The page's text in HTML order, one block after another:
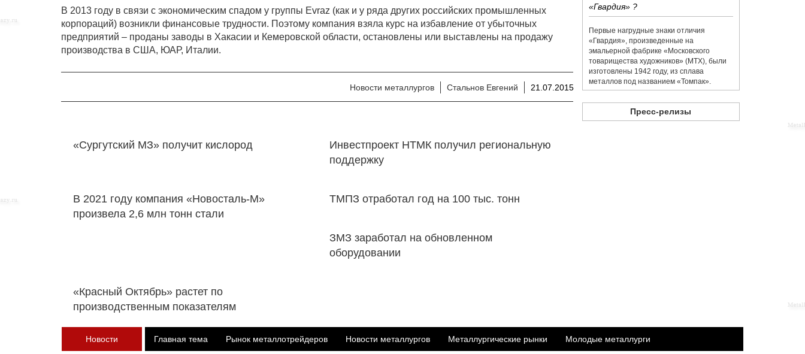
В 2013 году в связи с экономическим спадом у группы Evraz (как и у ряда других российских промышленных
корпораций) возникли финансовые трудности. Поэтому компания взяла курс на избавление от убыточных
предприятий – проданы заводы в Хакасии и Кемеровской области, остановлены или выставлены на продажу
производства в США, ЮАР, Италии.
Новости металлургов Стальнов Евгений 21.07.2015
«Сургутский МЗ» получит кислород
Инвестпроект НТМК получил региональную
поддержку
В 2021 году компания «Новосталь-М»
произвела 2,6 млн тонн стали
ТМПЗ отработал год на 100 тыс. тонн
ЗМЗ заработал на обновленном
оборудовании
«Красный Октябрь» растет по
производственным показателям
«Гвардия» ?
Первые нагрудные знаки отличия
«Гвардия», произведенные на
эмальерной фабрике «​Московского
товарищества художников»​ (МТХ), были
изготовлены 1942 году, из сплава
металлов под названием «​Томпак».
Пресс-релизы
Новости Главная тема Рынок металлотрейдеров Новости металлургов Металлургические рынки Молодые металлурги